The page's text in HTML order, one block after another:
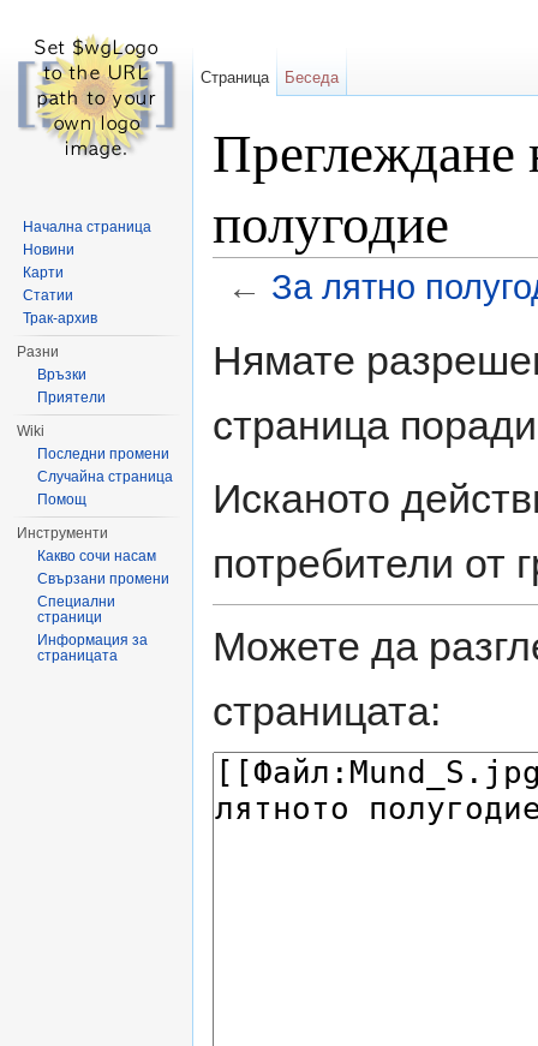
Преглеждане
полугодие
← За лятно
Нямате
страница
Исканото
потребители от
Можете да
страницата:
Страница Беседа
Начална страница
Новини
Карти
Статии
Трак-архив
Разни
Връзки
Приятели
Wiki
Последни промени
Случайна страница
Помощ
Инструменти
Какво сочи насам
Свързани промени
Специални
страници
Информация за
страницата